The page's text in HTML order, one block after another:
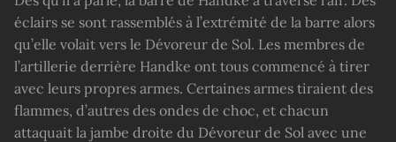
éclairs se sont rassemblés à l’extrémité de la barre alors
qu’elle volait vers le Dévoreur de Sol. Les membres de
l’artillerie derrière Handke ont tous commencé à tirer
avec leurs propres armes. Certaines armes tiraient des
flammes, d’autres des ondes de choc, et chacun
attaquait la jambe droite du Dévoreur de Sol avec une